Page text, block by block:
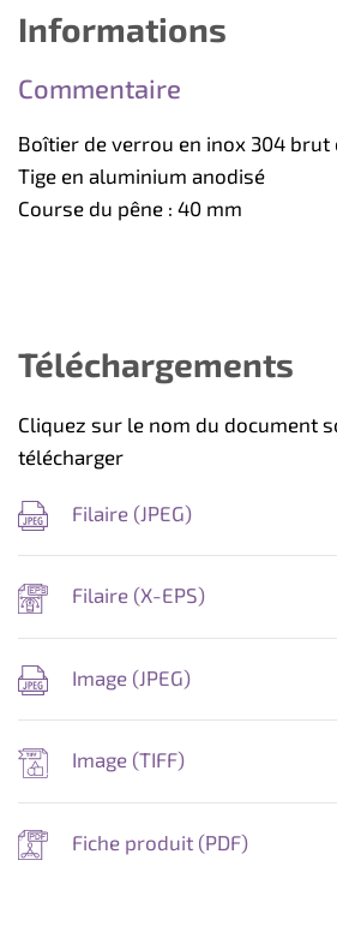
Informations
Commentaire
Boîtier de verrou en inox 304 brut
Tige en aluminium anodisé
Course du pêne : 40 mm
Téléchargements
Cliquez sur le nom du document
télécharger
Filaire (JPEG)
Filaire (X-EPS)
Image (JPEG)
Image (TIFF)
Fiche produit (PDF)